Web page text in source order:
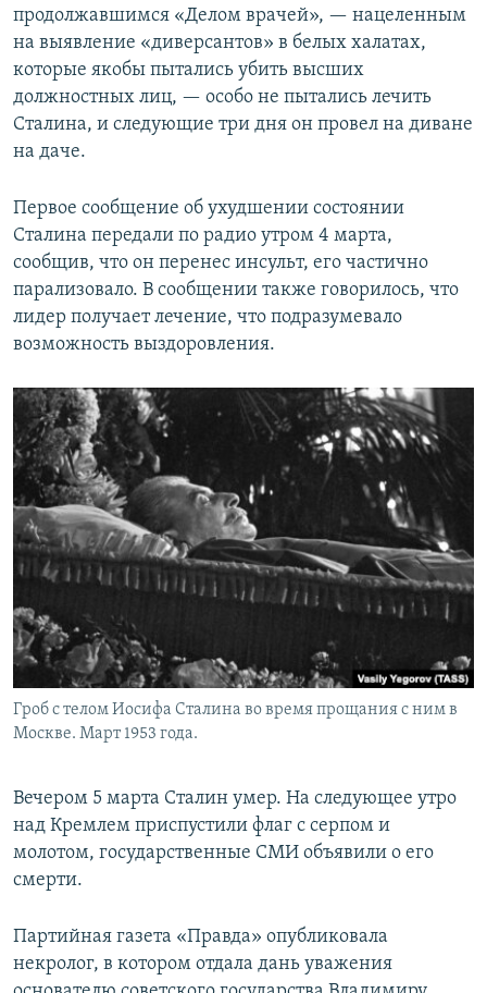
продолжавшимся «Делом врачей», — нацеленным
на выявление «диверсантов» в белых халатах,
которые якобы пытались убить высших
должностных лиц, — особо не пытались лечить
Сталина, и следующие три дня он провел на диване
на даче.
Первое сообщение об ухудшении состоянии
Сталина передали по радио утром 4 марта,
сообщив, что он перенес инсульт, его частично
парализовало. В сообщении также говорилось, что
лидер получает лечение, что подразумевало
возможность выздоровления.
Гроб с телом Иосифа Сталина во время прощания с ним в
Москве. Март 1953 года.
Вечером 5 марта Сталин умер. На следующее утро
над Кремлем приспустили флаг с серпом и
молотом, государственные СМИ объявили о его
смерти.
Партийная газета «Правда» опубликовала
некролог, в котором отдала дань уважения